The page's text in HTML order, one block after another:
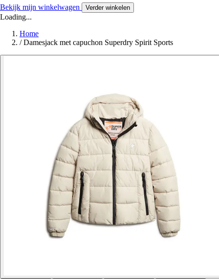
Bekijk mijn winkelwagen Verder winkelen
Loading...
Home
/ Damesjack met capuchon Superdry Spirit Sports